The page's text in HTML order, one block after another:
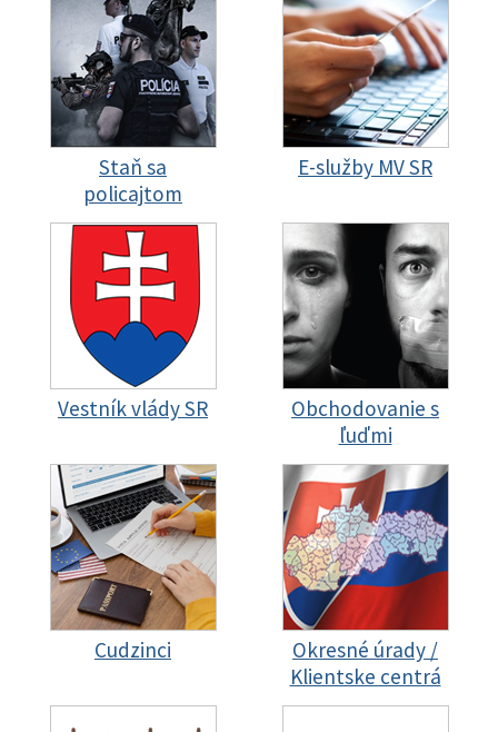
Staň sa
policajtom
E-služby MV SR
Vestník vlády SR
Obchodovanie s
ľuďmi
Cudzinci
Okresné úrady /
Klientske centrá